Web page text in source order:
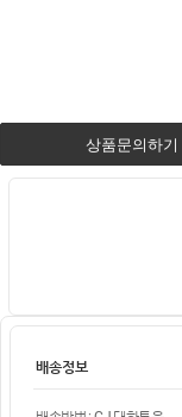
상품문의하기
배송정보